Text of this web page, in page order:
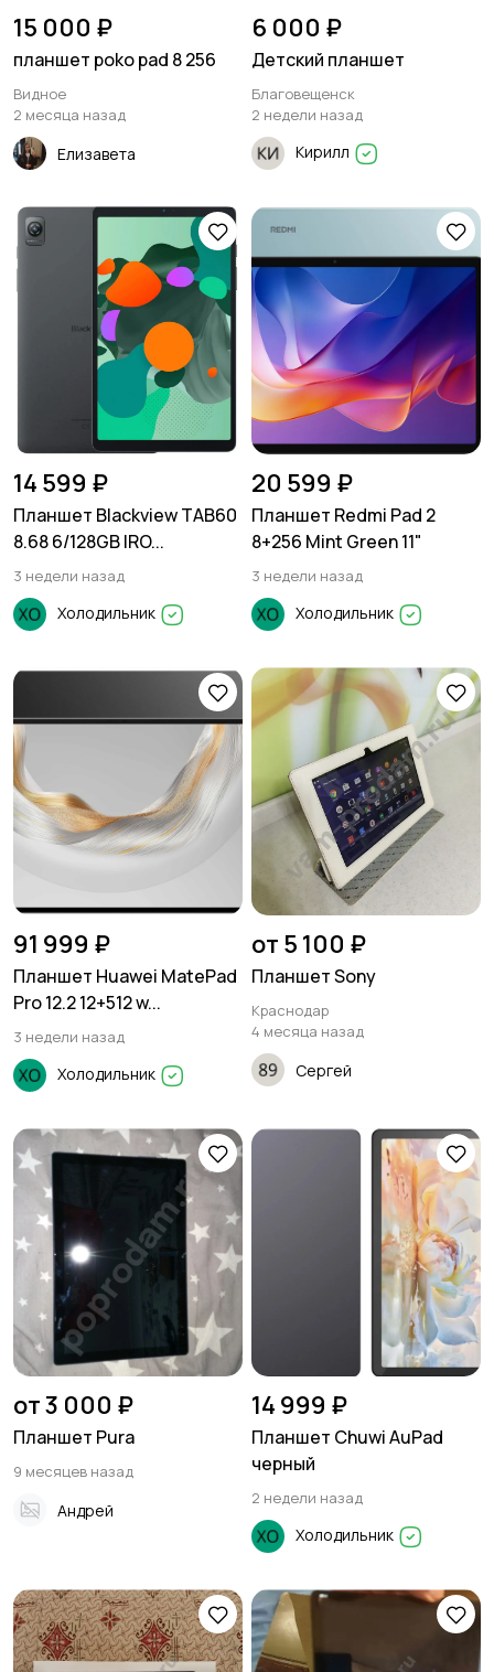
15 000 ₽
планшет poko pad 8 256
Видное
2 месяца назад
Елизавета
6 000 ₽
Детский планшет
Благовещенск
2 недели назад
Кирилл
14 599 ₽
Планшет Blackview TAB60
8.68 6/128GB IRO...
3 недели назад
Холодильник
20 599 ₽
Планшет Redmi Pad 2
8+256 Mint Green 11"
3 недели назад
Холодильник
91 999 ₽
Планшет Huawei MatePad
Pro 12.2 12+512 w...
3 недели назад
Холодильник
от 5 100 ₽
Планшет Sony
Краснодар
4 месяца назад
Сергей
от 3 000 ₽
Планшет Pura
9 месяцев назад
Андрей
14 999 ₽
Планшет Chuwi AuPad
черный
2 недели назад
Холодильник